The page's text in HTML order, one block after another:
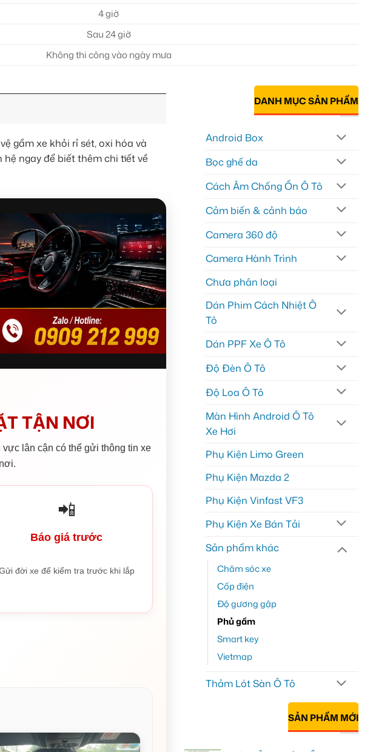
4 giờ
Sau 24 giờ
Không thi công vào ngày mưa
gầm xe khỏi rỉ sét, oxi hóa và
ngay để biết thêm chi tiết về
TẬN NƠI
lân cận có thể gửi thông tin xe
📲
Báo giá trước
đời xe để kiểm tra trước khi lắp
DANH MỤC SẢN PHẨM
Android Box
Bọc ghế da
Cách Âm Chống Ồn Ô Tô
Cảm biến & cảnh báo
Camera 360 độ
Camera Hành Trình
Chưa phân loại
Dán Phim Cách Nhiệt Ô
Tô
Dán PPF Xe Ô Tô
Độ Đèn Ô Tô
Độ Loa Ô Tô
Màn Hình Android Ô Tô
Xe Hơi
Phụ Kiện Limo Green
Phụ Kiện Mazda 2
Phụ Kiện Vinfast VF3
Phụ Kiện Xe Bán Tải
Sản phẩm khác
Chăm sóc xe
Cốp điện
Độ gương gập
Phủ gầm
Smart key
Vietmap
Thảm Lót Sàn Ô Tô
SẢN PHẨM MỚI